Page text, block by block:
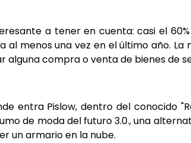
a tener en cuenta: casi el
al menos una vez en el último año. La
alguna compra o venta de bienes de
entra Pislow, dentro del conocido
de moda del futuro 3.0., una
un armario en la nube.